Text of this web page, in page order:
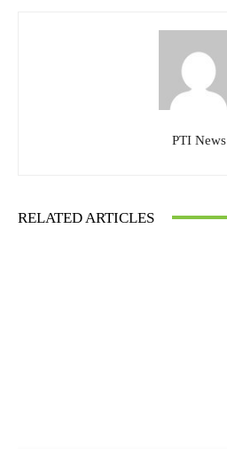
PTI News
RELATED ARTICLES